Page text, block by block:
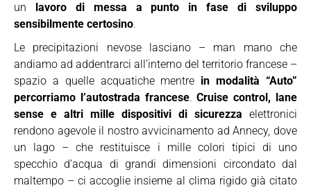
un lavoro di messa a punto in fase di sviluppo
sensibilmente certosino.
Le precipitazioni nevose lasciano – man mano che
andiamo ad addentrarci all’interno del territorio francese –
spazio a quelle acquatiche mentre in modalità “Auto”
percorriamo l’autostrada francese.Cruise control, lane
sense e altri mille dispositivi di sicurezza elettronici
rendono agevole il nostro avvicinamento ad Annecy, dove
un lago – che restituisce i mille colori tipici di uno
specchio d’acqua di grandi dimensioni circondato dal
maltempo – ci accoglie insieme al clima rigido già citato